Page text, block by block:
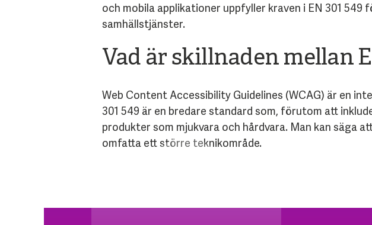
och mobila applikationer uppfyller kraven i EN 301
samhällstjänster.
Vad är skillnaden mellan
Web Content Accessibility Guidelines (WCAG) är en
301 549 är en bredare standard som, förutom att
produkter som mjukvara och hårdvara. Man kan säga
omfatta ett större teknikområde.